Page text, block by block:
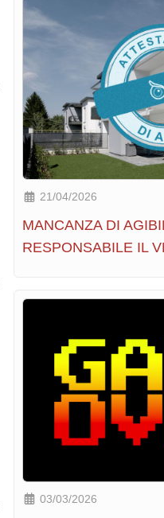
21/04/2026
MANCANZA DI
RESPONSABILE IL
03/03/2026